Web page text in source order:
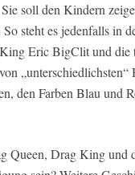
soll den Kindern
steht es jedenfalls in
Eric BigClit und die
„unterschiedlichsten“
den Farben Blau und
Queen, Drag King und